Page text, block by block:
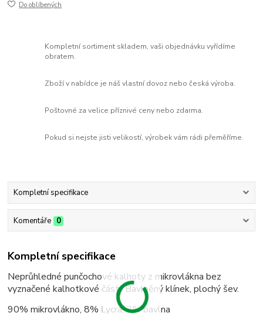
Do oblíbených
Kompletní sortiment skladem, vaši objednávku vyřídíme
obratem.
Zboží v nabídce je náš vlastní dovoz nebo česká výroba.
Poštovné za velice příznivé ceny nebo zdarma.
Pokud si nejste jisti velikostí, výrobek vám rádi přeměříme.
Kompletní specifikace
Komentáře 0
Kompletní specifikace
Neprůhledné punčochové kalhoty z mikrovlákna bez
vyznačené kalhotkové části. Bavlněný klínek, plochý šev.
90% mikrovlákno, 8% Lycra, 2% bavlna